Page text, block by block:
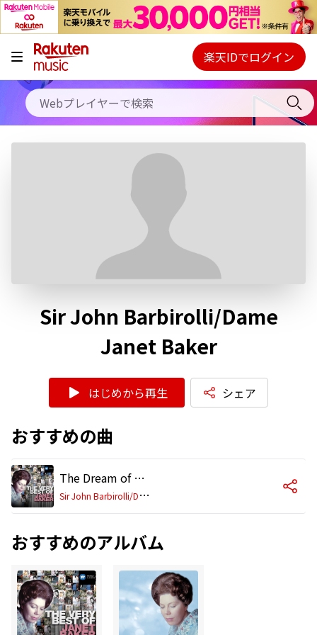
キャンペーン
料金プラン
使い方
Webプレイヤー
ご契約内容の確認・変更
楽天IDでログイン
Sir John Barbirolli/Dame
Janet Baker
はじめから再生 シェア
おすすめの曲
The Dream of Gerontius, Op. 38, Pt. 2: "Softly and Gently" (Angel, Chorus)
S
ir John Barbirolli/Dame Janet Baker
おすすめのアルバム